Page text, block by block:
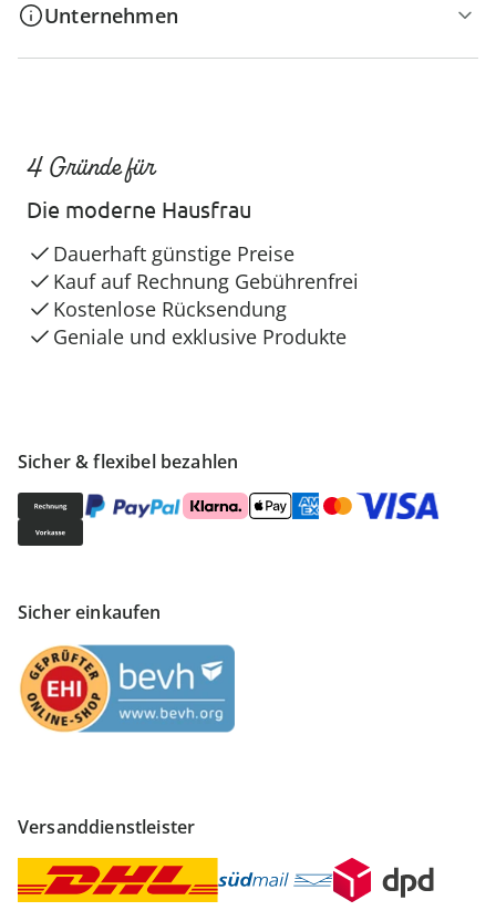
Unternehmen
Sicher & flexibel bezahlen
Sicher einkaufen
Versanddienstleister
4 Gründe für
Die moderne Hausfrau
Dauerhaft günstige Preise
Kauf auf Rechnung Gebührenfrei
Kostenlose Rücksendung
Geniale und exklusive Produkte